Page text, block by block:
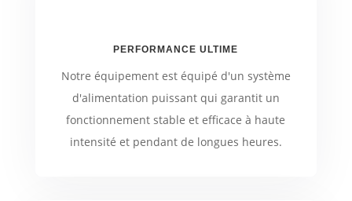
PERFORMANCE ULTIME
Notre équipement est équipé d'un système
d'alimentation puissant qui garantit un
fonctionnement stable et efficace à haute
intensité et pendant de longues heures.